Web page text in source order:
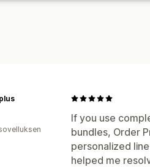
If you use
bundles, Order
personalized
helped me